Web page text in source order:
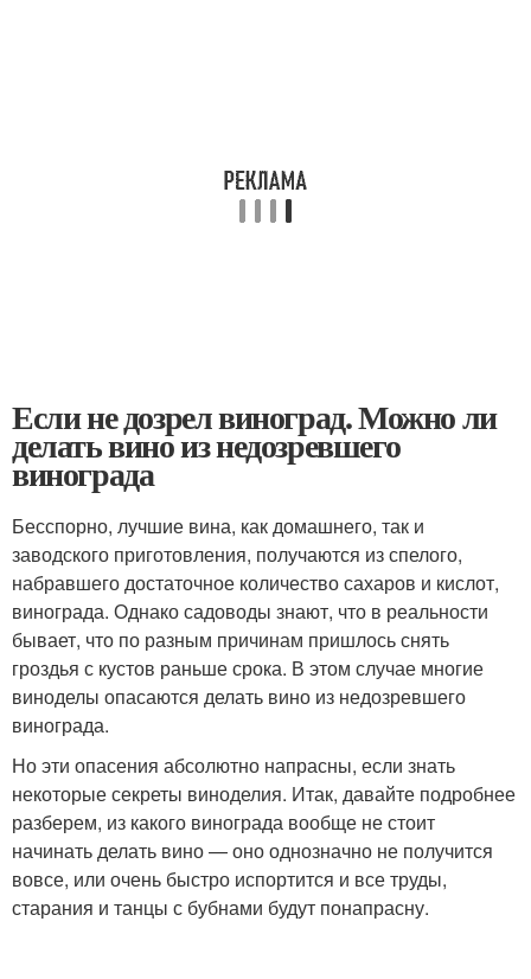
Если не дозрел виноград. Можно ли
делать вино из недозревшего
винограда
Бесспорно, лучшие вина, как домашнего, так и
заводского приготовления, получаются из спелого,
набравшего достаточное количество сахаров и кислот,
винограда. Однако садоводы знают, что в реальности
бывает, что по разным причинам пришлось снять
гроздья с кустов раньше срока. В этом случае многие
виноделы опасаются делать вино из недозревшего
винограда.
Но эти опасения абсолютно напрасны, если знать
некоторые секреты виноделия. Итак, давайте подробнее
разберем, из какого винограда вообще не стоит
начинать делать вино — оно однозначно не получится
вовсе, или очень быстро испортится и все труды,
старания и танцы с бубнами будут понапрасну.